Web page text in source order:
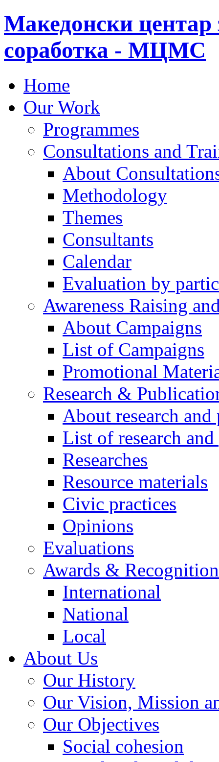
Македонски центар
соработка - МЦМС
Home
Our Work
Programmes
Consultations and
About
Methodology
Themes
Consultants
Calendar
Evaluation by
Awareness Raising
About Campaigns
List of Campaigns
Promotional
Research &
About research
List of research
Researches
Resource materials
Civic practices
Opinions
Evaluations
Awards &
International
National
Local
About Us
Our History
Our Vision, Mission
Our Objectives
Social cohesion